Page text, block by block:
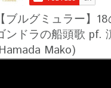
【ブルグミュラー】
ンドラの船頭歌
Mako)